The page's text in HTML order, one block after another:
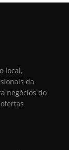
local,
da
negócios do